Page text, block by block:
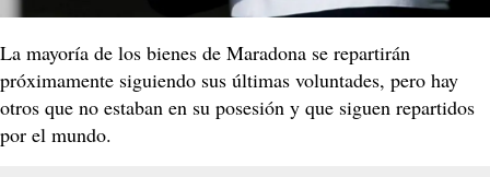
La mayoría de los bienes de Maradona se repartirán
próximamente siguiendo sus últimas voluntades, pero hay
otros que no estaban en su posesión y que siguen repartidos
por el mundo.